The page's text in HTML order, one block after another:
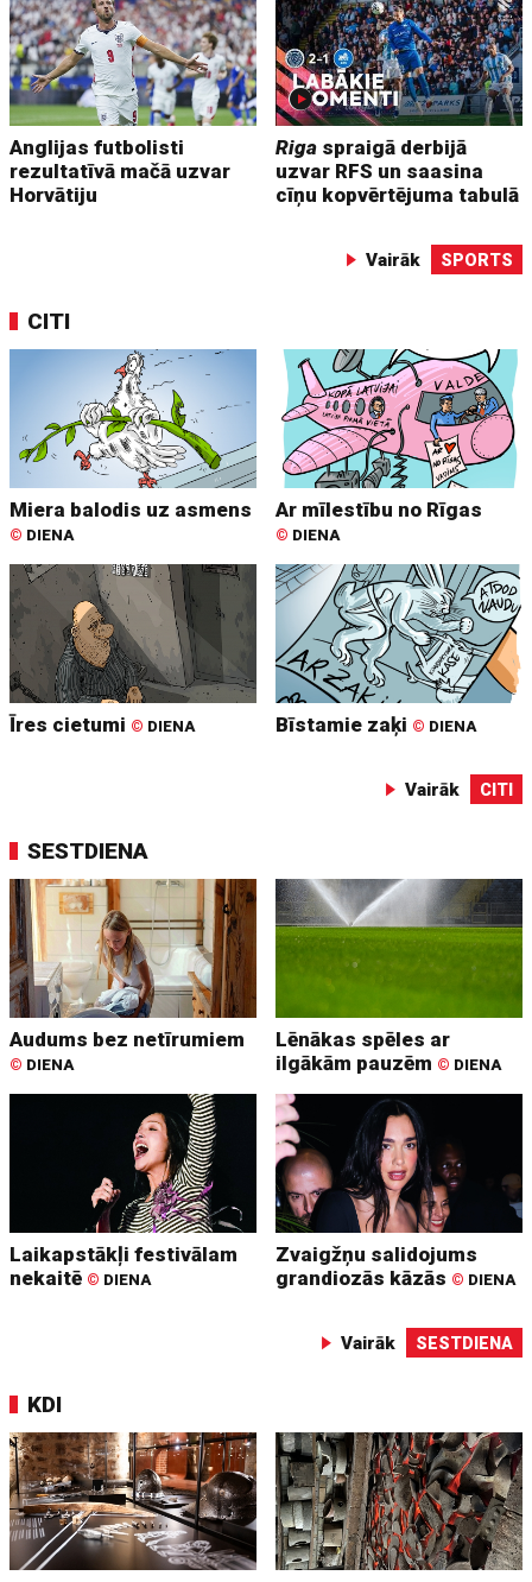
Anglijas futbolisti
rezultatīvā mačā uzvar
Horvātiju
Riga spraigā derbijā
uzvar RFS un saasina
cīņu kopvērtējuma tabulā
Vairāk SPORTS
CITI
Miera balodis uz asmens
© DIENA
Ar mīlestību no Rīgas
© DIENA
Īres cietumi © DIENA Bīstamie zaķi © DIENA
Vairāk CITI
SESTDIENA
Audums bez netīrumiem
© DIENA
Lēnākas spēles ar
ilgākām pauzēm © DIENA
Laikapstākļi festivālam
nekaitē © DIENA
Zvaigžņu salidojums
grandiozās kāzās © DIENA
Vairāk SESTDIENA
KDI